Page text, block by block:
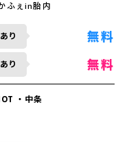
ふぇin胎内
り 無料
り 無料
・中条